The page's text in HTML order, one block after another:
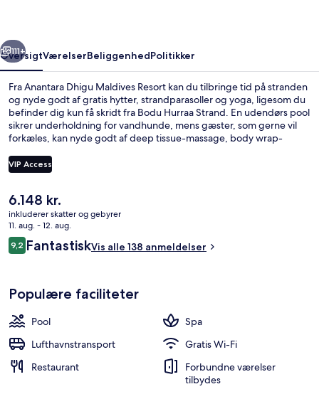
Næste
111+
OversigtVærelserBeliggenhedPolitikker
Fra Anantara Dhigu Maldives Resort kan du tilbringe tid på stranden
og nyde godt af gratis hytter, strandparasoller og yoga, ligesom du
befinder dig kun få skridt fra Bodu Hurraa Strand. En udendørs pool
sikrer underholdning for vandhunde, mens gæster, som gerne vil
forkæles, kan nyde godt af deep tissue-massage, body wrap-
havudsigt og serverer morgenmad og aftensmad. Andre faciliteter
på dette resort med luksusfaciliteter tæller en gratis børneklub, en
VIP Access
Den
nuværende
pris
er
6.148 kr.
6.148 kr.
inkluderer skatter og gebyrer
11. aug. - 12. aug.
Anmeldelser
9,29,2 ud af 10.
FantastiskVis alle 138 anmeldelser
Populære faciliteter
Pool
Spa
Lufthavnstransport
Gratis Wi-Fi
Restaurant
Forbundne værelser
tilbydes